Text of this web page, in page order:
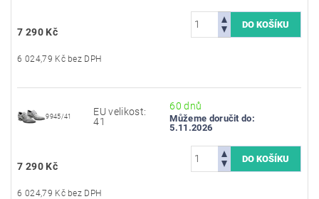
7 290 Kč
6 024,79 Kč bez DPH
9945/41
EU velikost:
41
60 dnů
Můžeme doručit do:
5.11.2026
7 290 Kč
6 024,79 Kč bez DPH